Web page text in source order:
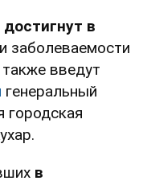
достигнут в
заболеваемости
введут
генеральный
городская
в